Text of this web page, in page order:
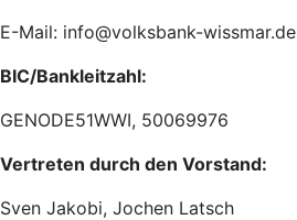
E-Mail: info@volksbank-wissmar.de
BIC/Bankleitzahl:
GENODE51WWI, 50069976
Vertreten durch den Vorstand:
Sven Jakobi, Jochen Latsch